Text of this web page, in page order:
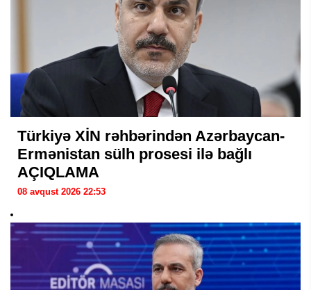
Türkiyə XİN rəhbərindən Azərbaycan-
Ermənistan sülh prosesi ilə bağlı
AÇIQLAMA
08 avqust 2026 22:53